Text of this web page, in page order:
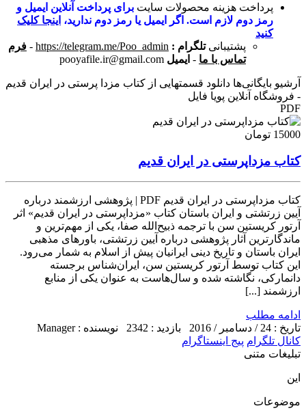
پرداخت هزینه محصولات سایت برای پرداخت آنلاین ایمیل و
رمز دوم لازم است. اگر ایمیل یا رمز دوم ندارید، اینجا کلیک
کنید
پشتیبانی تلگرام : https://telegram.me/Poo_admin
- فرم
تماس با ما - ایمیل pooyafile.ir@gmail.com
آرشیو بایگانی‌ها دانلود قسمتهایی از کتاب مزدا پرستی در ایران قدیم
- فروشگاه آنلاین پویا فایل
PDF
15000 تومان
کتاب مزداپرستی در ایران قدیم
کتاب مزداپرستی در ایران قدیم PDF | پژوهشی ارزشمند درباره
آیین زرتشتی و ایران باستان کتاب «مزداپرستی در ایران قدیم» اثر
آرتور کریستین سن با ترجمه ذبیح‌الله صفا، یکی از مهم‌ترین و
ماندگارترین آثار پژوهشی درباره آیین زرتشتی، باورهای مذهبی
ایران باستان و تاریخ دینی ایرانیان پیش از اسلام به شمار می‌رود.
این کتاب توسط آرتور کریستین سن، ایران‌شناس برجسته
دانمارکی، نگاشته شده و سال‌هاست به عنوان یکی از منابع
ارزشمند [...]
ادامه مطلب
تاریخ : 24 / دسامبر / 2016
بازدید : 2342
نویسنده : Manager
کانال تلگرام پیج اینستاگرام
تبلیغات متنی
این
موضوعات